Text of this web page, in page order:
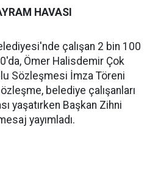
HAVASI
çalışan 2 bin 100
Ömer Halisdemir Çok
Sözleşmesi İmza Töreni
belediye çalışanları
yaşatırken Başkan Zihni
yayımladı.